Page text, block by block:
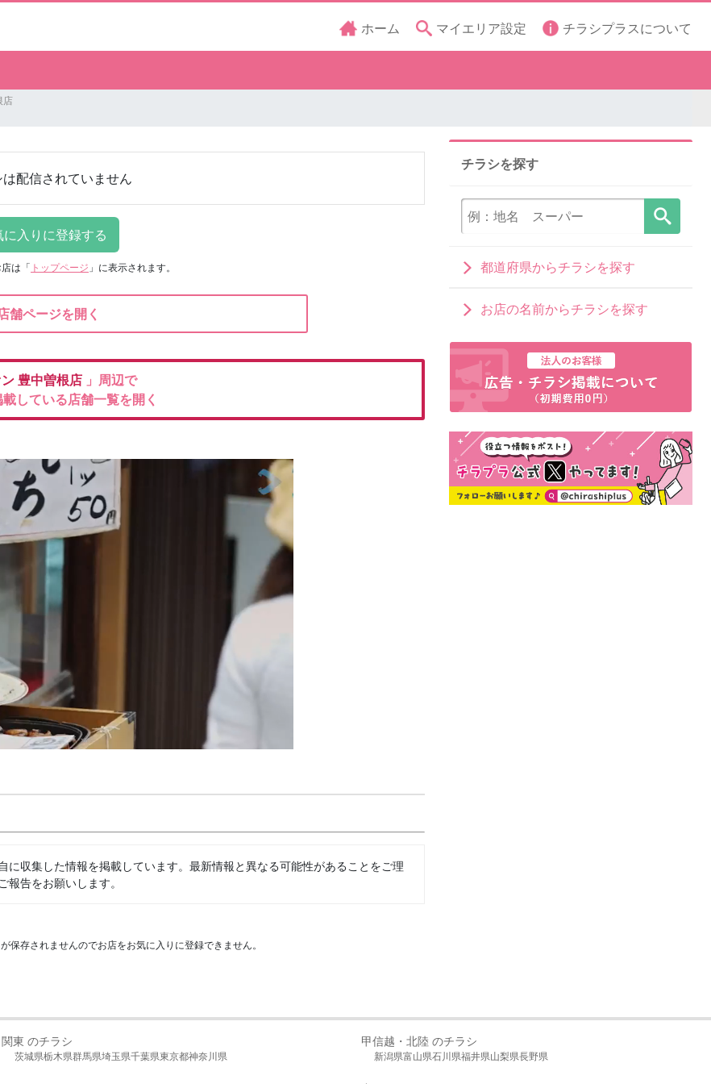
ホーム マイエリア設定 チラシプラスについて
店
配信されていません
は 「 トップページ 」に表示されます。
舗ページを開く
豊中曽根店 」周辺で
している店舗一覧を開く
収集した情報を掲載しています。最新情報と異なる可能性があることをご理
報告をお願いします。
存されませんのでお店をお気に入りに登録できません。
チラシを探す
都道府県からチラシを探す
お店の名前からチラシを探す
関東 のチラシ
茨城県栃木県群馬県埼玉県千葉県東京都神奈川県
甲信越・北陸 のチラシ
新潟県富山県石川県福井県山梨県長野県